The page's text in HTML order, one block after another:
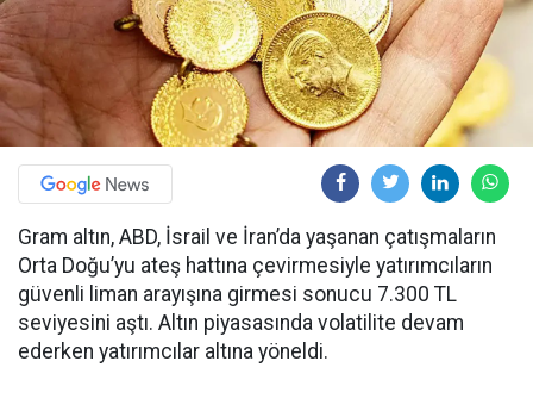
Gram altın, ABD, İsrail ve İran’da yaşanan çatışmaların
Orta Doğu’yu ateş hattına çevirmesiyle yatırımcıların
güvenli liman arayışına girmesi sonucu 7.300 TL
seviyesini aştı. Altın piyasasında volatilite devam
ederken yatırımcılar altına yöneldi.